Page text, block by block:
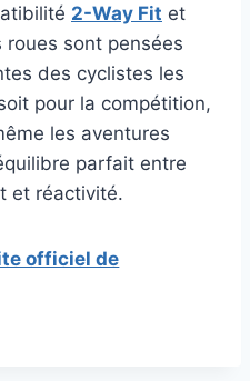
2-Way Fit et
roues sont pensées
des cyclistes les
pour la compétition,
les aventures
parfait entre
et réactivité.
officiel de